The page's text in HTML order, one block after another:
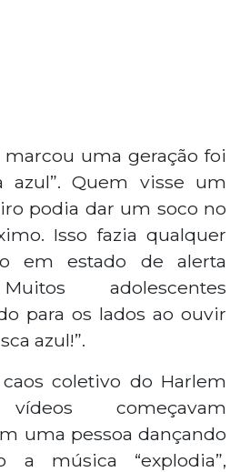
uma geração foi
azul”. Quem visse um
podia dar um soco no
Isso fazia qualquer
em estado de alerta
adolescentes
para os lados ao ouvir
azul!”.
coletivo do Harlem
começavam
uma pessoa dançando
a música “explodia”,